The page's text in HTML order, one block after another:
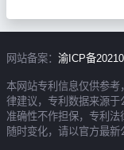
网站备案： 渝ICP备
本网站专利信息仅供参考
律建议，专利数据来源于
准确性不作担保，专利法
随时变化，请以官方最新